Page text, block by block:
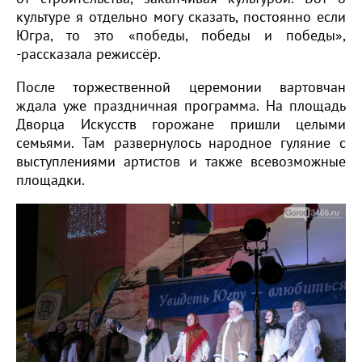
культуре я отдельно могу сказать, постоянно если
Югра, то это «победы, победы и победы»,
-рассказала режиссёр.
После торжественной церемонии вартовчан
ждала уже праздничная программа. На площадь
Дворца Искусств горожане пришли целыми
семьями. Там развернулось народное гуляние с
выступлениями артистов и также всевозможные
площадки.